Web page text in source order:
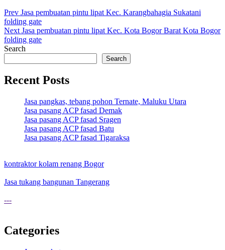
Post
navigation
Prev Jasa pembuatan pintu lipat Kec. Karangbahagia Sukatani
folding gate
Next Jasa pembuatan pintu lipat Kec. Kota Bogor Barat Kota Bogor
folding gate
Search
Search
Recent Posts
Jasa pangkas, tebang pohon Ternate, Maluku Utara
Jasa pasang ACP fasad Demak
Jasa pasang ACP fasad Sragen
Jasa pasang ACP fasad Batu
Jasa pasang ACP fasad Tigaraksa
kontraktor kolam renang Bogor
Jasa tukang bangunan Tangerang
---
Categories